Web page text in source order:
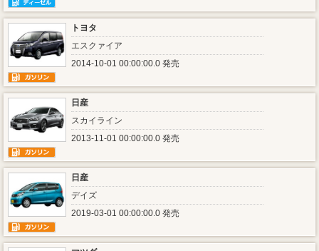
トヨタ
エスクァイア
2014-10-01 00:00:00.0 発売
日産
スカイライン
2013-11-01 00:00:00.0 発売
日産
デイズ
2019-03-01 00:00:00.0 発売